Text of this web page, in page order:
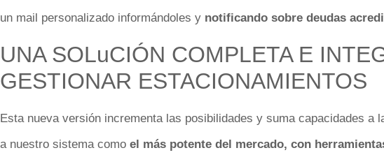
un mail personalizado informándoles y notificando sobre deudas
UNA SOLuCIÓN COMPLETA E
GESTIONAR ESTACIONAMIENTOS
Esta nueva versión incrementa las posibilidades y suma capacidades a
a nuestro sistema como el más potente del mercado, con